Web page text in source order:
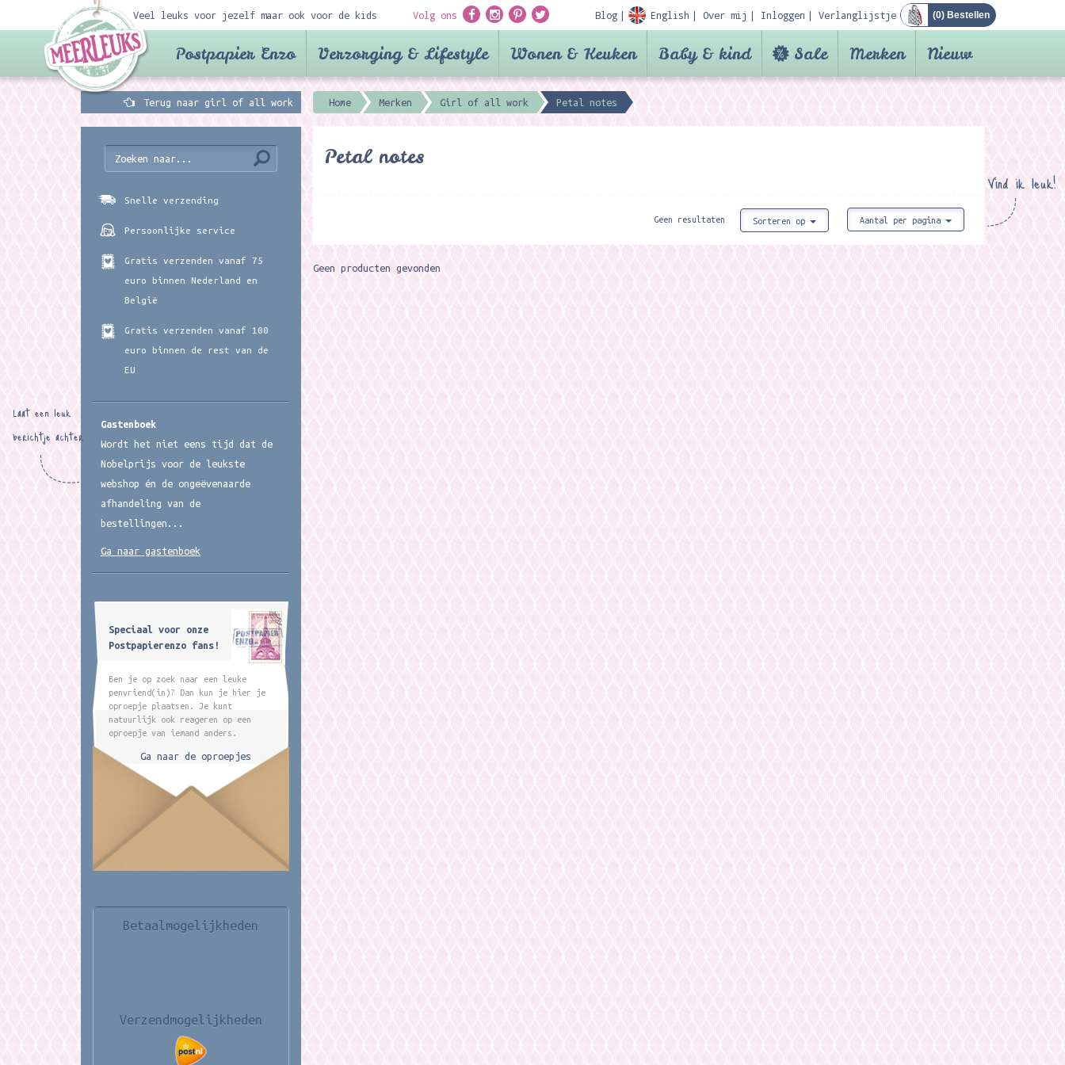
Veel leuks voor jezelf maar ook voor de kids Volg ons Blog English Over mij Inloggen Verlanglijstje (0) Bestellen
Postpapier Enzo Verzorging & Lifestyle Wonen & Keuken Baby & kind Sale Merken Nieuw
Terug naar girl of all work Home Merken Girl of all work Petal notes
Vind ik leuk!
Petal notes
Geen resultaten Sorteren op Aantal per pagina
Geen producten gevonden
Snelle verzending
Persoonlijke service
Gratis verzenden vanaf 75
euro binnen Nederland en
België
Gratis verzenden vanaf 100
euro binnen de rest van de
EU
Gastenboek
Wordt het niet eens tijd dat de
Nobelprijs voor de leukste
webshop én de ongeëvenaarde
afhandeling van de
bestellingen...
Laat een leuk
berichtje achter
Ga naar gastenboek
Speciaal voor onze
Postpapierenzo fans!
Ben je op zoek naar een leuke
penvriend(in)? Dan kun je hier je
oproepje plaatsen. Je kunt
natuurlijk ook reageren op een
oproepje van iemand anders.
Ga naar de oproepjes
Betaalmogelijkheden
Verzendmogelijkheden